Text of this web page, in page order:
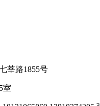
莘路1855号